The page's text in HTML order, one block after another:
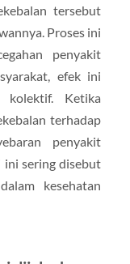
tersebut
Proses ini
penyakit
efek ini
kolektif. Ketika
terhadap
penyakit
ini sering disebut
kesehatan